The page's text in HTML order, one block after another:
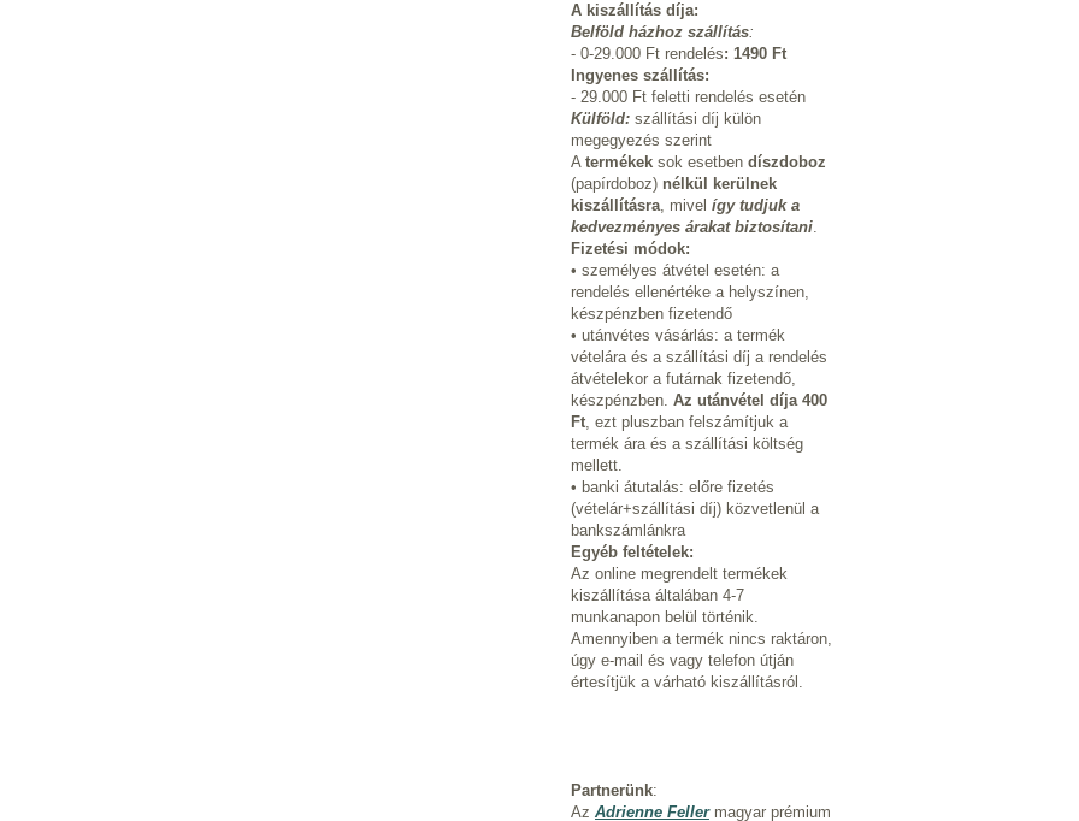
A kiszállítás díja:
Belföld házhoz szállítás:
- 0-29.000 Ft rendelés: 1490 Ft
Ingyenes szállítás:
- 29.000 Ft feletti rendelés esetén
Külföld: szállítási díj külön
megegyezés szerint
A termékek sok esetben díszdoboz
(papírdoboz) nélkül kerülnek
kiszállításra, mivel így tudjuk a
kedvezményes árakat biztosítani.
Fizetési módok:
• személyes átvétel esetén: a
rendelés ellenértéke a helyszínen,
készpénzben fizetendő
• utánvétes vásárlás: a termék
vételára és a szállítási díj a rendelés
átvételekor a futárnak fizetendő,
készpénzben. Az utánvétel díja 400
Ft, ezt pluszban felszámítjuk a
termék ára és a szállítási költség
mellett.
• banki átutalás: előre fizetés
(vételár+szállítási díj) közvetlenül a
bankszámlánkra
Egyéb feltételek:
Az online megrendelt termékek
kiszállítása általában 4-7
munkanapon belül történik.
Amennyiben a termék nincs raktáron,
úgy e-mail és vagy telefon útján
értesítjük a várható kiszállításról.
Partnerünk:
Az Adrienne Fellermagyar prémium